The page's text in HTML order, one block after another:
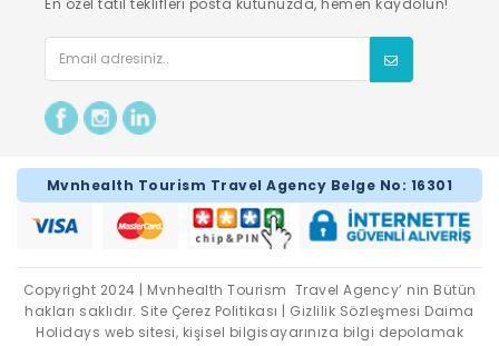
En özel tatil teklifleri posta kutunuzda, hemen kaydolun!
Mvnhealth Tourism Travel Agency Belge No: 16301
Copyright 2024 | Mvnhealth Tourism Travel Agency’ nin Bütün
hakları saklıdır. Site Çerez Politikası | Gizlilik Sözleşmesi Daima
Holidays web sitesi, kişisel bilgisayarınıza bilgi depolamak